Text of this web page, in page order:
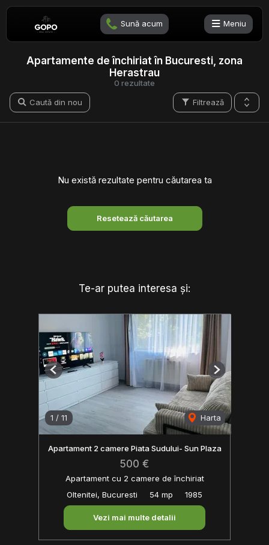
Sună acum Meniu
0 rezultate
Apartamente de închiriat în Bucuresti, zona
Herastrau
Filtrează
Caută din nou
Nu există rezultate pentru căutarea ta
Resetează căutarea
Te-ar putea interesa și:
1 / 11 Harta
Previous Next
Apartament 2 camere Piata Sudului- Sun Plaza
500 €
Apartament cu 2 camere de închiriat
Oltenitei, Bucuresti
54 mp 1985
Vezi mai multe detalii